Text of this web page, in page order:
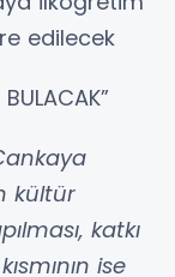
edilecek
kültür
katkı
ise